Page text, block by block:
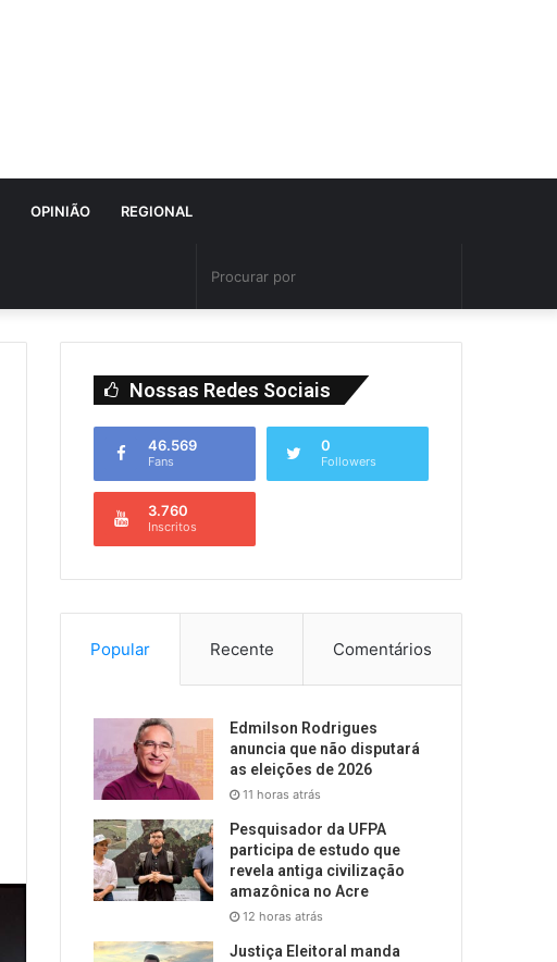
OPINIÃO REGIONAL
Nossas Redes Sociais
46.569
Fans
0
Followers
3.760
Inscritos
Popular Recente Comentários
Edmilson Rodrigues
anuncia que não disputará
as eleições de 2026
11 horas atrás
Pesquisador da UFPA
participa de estudo que
revela antiga civilização
amazônica no Acre
12 horas atrás
Justiça Eleitoral manda